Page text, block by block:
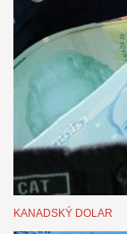
KANADSKÝ DOLAR